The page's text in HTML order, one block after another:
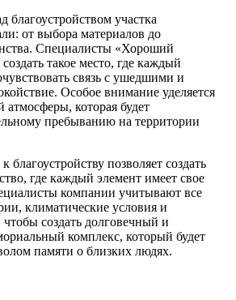
благоустройством участка
от выбора материалов до
Специалисты «Хороший
такое место, где каждый
связь с ушедшими и
Особое внимание уделяется
которая будет
пребыванию на территории
позволяет создать
где каждый элемент имеет свое
компании учитывают все
климатические условия и
чтобы создать долговечный и
комплекс, который будет
памяти о близких людях.